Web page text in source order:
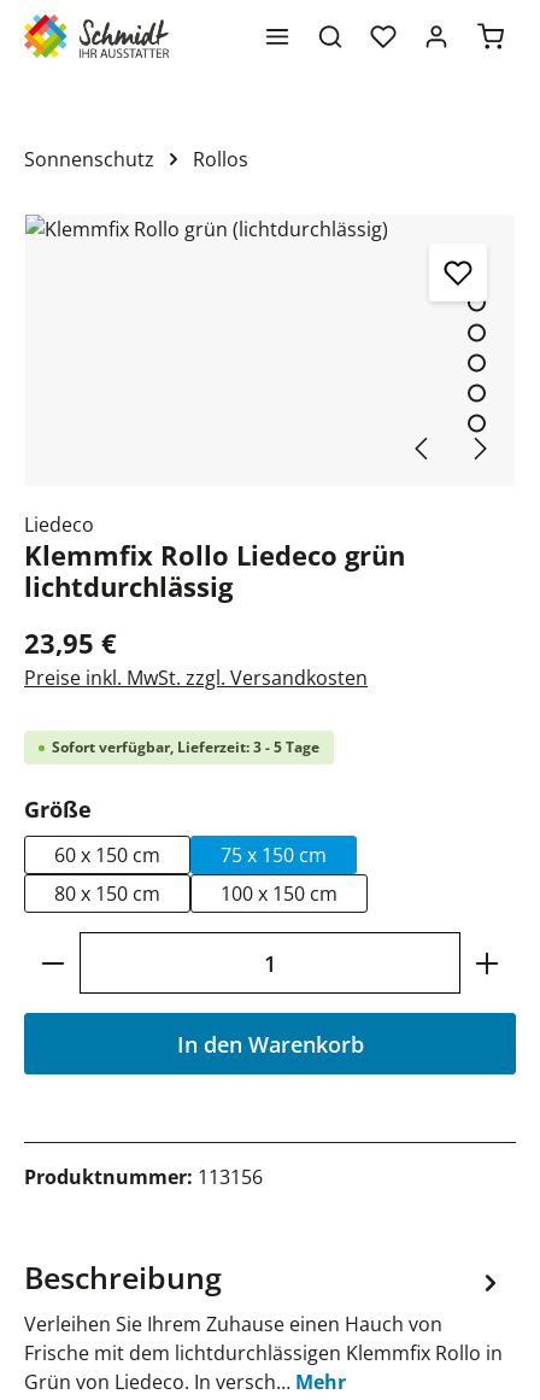
springen
Sonnenschutz Rollos
Bildergalerie überspringen
Liedeco
Klemmfix Rollo Liedeco grün
lichtdurchlässig
23,95 €
Preise inkl. MwSt. zzgl. Versandkosten
Sofort verfügbar, Lieferzeit: 3 - 5 Tage
Größe
60 x 150 cm
75 x 150 cm
80 x 150 cm
100 x 150 cm
Produkt Anzahl: Gib den gewünschten
In den Warenkorb
Produktnummer: 113156
Beschreibung
Verleihen Sie Ihrem Zuhause einen Hauch von
Frische mit dem lichtdurchlässigen Klemmfix Rollo in
Grün von Liedeco. In versch… Mehr